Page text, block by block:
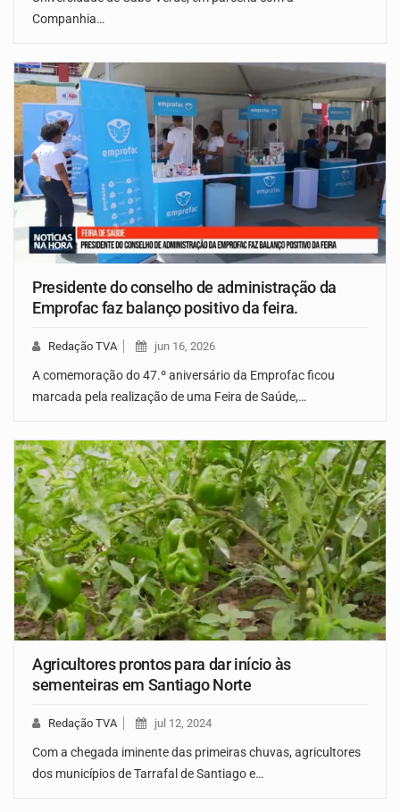
Companhia…
Presidente do conselho de administração da
Emprofac faz balanço positivo da feira.
Redação TVA jun 16, 2026
A comemoração do 47.º aniversário da Emprofac ficou
marcada pela realização de uma Feira de Saúde,…
Agricultores prontos para dar início às
sementeiras em Santiago Norte
Redação TVA jul 12, 2024
Com a chegada iminente das primeiras chuvas, agricultores
dos municípios de Tarrafal de Santiago e…